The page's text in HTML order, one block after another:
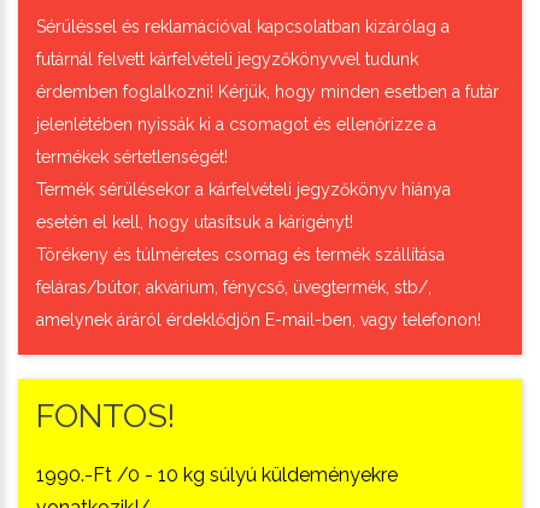
Sérüléssel és reklamációval kapcsolatban kizárólag a
futárnál felvett kárfelvételi jegyzőkönyvvel tudunk
érdemben foglalkozni! Kérjük, hogy minden esetben a futár
jelenlétében nyissák ki a csomagot és ellenőrizze a
termékek sértetlenségét!
Termék sérülésekor a kárfelvételi jegyzőkönyv hiánya
esetén el kell, hogy utasítsuk a kárigényt!
Törékeny és túlméretes csomag és termék szállítása
feláras/bútor, akvárium, fénycső, üvegtermék, stb/,
amelynek áráról érdeklődjön E-mail-ben, vagy telefonon!
FONTOS!
1990.-Ft /0 - 10 kg súlyú küldeményekre